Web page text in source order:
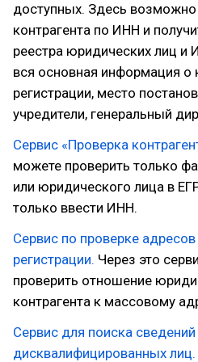
доступных. Здесь возможно
контрагента по ИНН и
реестра юридических лиц и
вся основная информация о
регистрации, место
учредители, генеральный
Сервис «Проверка
можете проверить только
или юридического лица в
только ввести ИНН.
Сервис по проверке
регистрации. Через это
проверить отношение
контрагента к массовому
Сервис для поиска сведений
дисквалифицированных лиц.